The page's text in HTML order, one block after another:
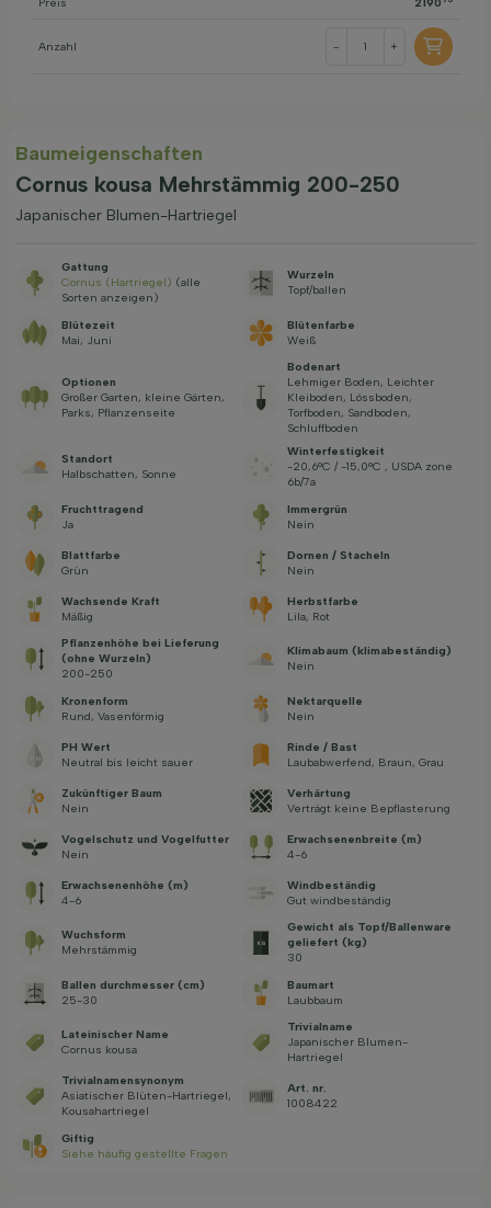
Anzahl - +
Baum­eigen­schaften
Cornus kousa Mehrstämmig 200-250
Japanischer Blumen-Hartriegel
Gattung
Cornus (Hartriegel) (alle
Sorten anzeigen)
Wurzeln
Topf/ballen
Blütezeit
Mai, Juni
Blütenfarbe
Weiß
Optionen
Großer Garten, kleine Gärten,
Parks, Pflanzenseite
Bodenart
Lehmiger Boden, Leichter
Kleiboden, Lössboden,
Torfboden, Sandboden,
Schluffboden
Standort
Halbschatten, Sonne
Winterfestigkeit
-20,6°C / -15,0°C , USDA zone
6b/7a
Fruchttragend
Ja
Immergrün
Nein
Blattfarbe
Grün
Dornen / Stacheln
Nein
Wachsende Kraft
Mäßig
Herbstfarbe
Lila, Rot
Pflanzenhöhe bei Lieferung
(ohne Wurzeln)
200-250
Klimabaum (klimabeständig)
Nein
Kronenform
Rund, Vasenförmig
Nektarquelle
Nein
PH Wert
Neutral bis leicht sauer
Rinde / Bast
Laubabwerfend, Braun, Grau
Zukünftiger Baum
Nein
Verhärtung
Verträgt keine Bepflasterung
Vogelschutz und Vogelfutter
Nein
Erwachsenenbreite (m)
4-6
Erwachsenenhöhe (m)
4-6
Windbeständig
Gut windbeständig
Wuchsform
Mehrstämmig
Gewicht als Topf/Ballenware
geliefert (kg)
30
Ballen durchmesser (cm)
25-30
Baumart
Laubbaum
Lateinischer Name
Cornus kousa
Trivialname
Japanischer Blumen-
Hartriegel
Trivialnamensynonym
Asiatischer Blüten-Hartriegel,
Kousahartriegel
Art. nr.
1008422
Giftig
Siehe häufig gestellte Fragen